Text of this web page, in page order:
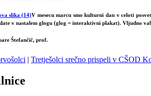
V mesecu marcu smo kulturni dan v celoti
v nastalem glogu (glog = interaktivni plakat). Vljudno
Štefančič, prof.
| Tretješolci srečno prispeli v CŠOD